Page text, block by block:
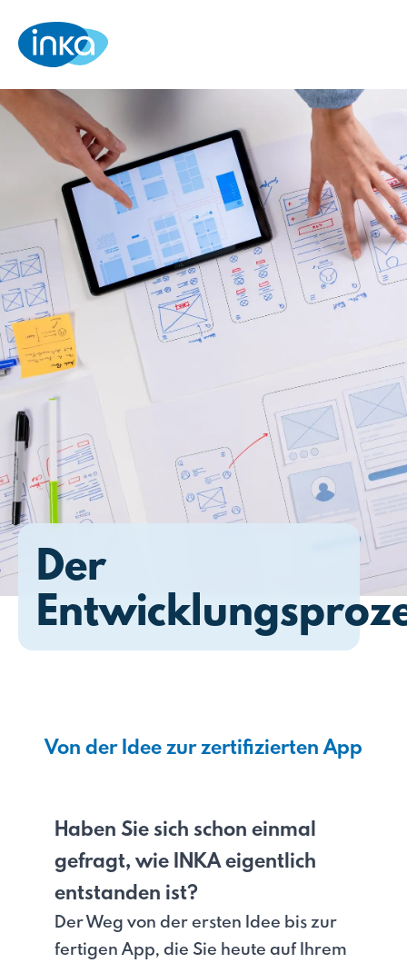
Der
Von der Idee zur zertifizierten App
Haben Sie sich schon einmal
gefragt, wie INKA eigentlich
entstanden ist?
Der Weg von der ersten Idee bis zur
fertigen App, die Sie heute auf Ihrem